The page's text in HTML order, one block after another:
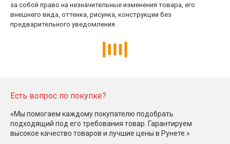
за собой право на незначительные изменения товара, его
внешнего вида, оттенка, рисунка, конструкции без
предварительного уведомления.
Есть вопрос по покупке?
«Мы помогаем каждому покупателю подобрать
подходящий под его требования товар. Гарантируем
высокое качество товаров и лучшие цены в Рунете.»